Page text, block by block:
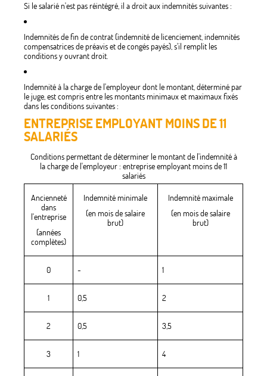
Si le salarié n'est pas réintégré, il a droit aux indemnités suivantes :
Indemnités de fin de contrat (indemnité de licenciement, indemnités
compensatrices de préavis et de congés payés), s'il remplit les
conditions y ouvrant droit.
Indemnité à la charge de l'employeur dont le montant, déterminé par
le juge, est compris entre les montants minimaux et maximaux fixés
dans les conditions suivantes :
ENTREPRISE EMPLOYANT MOINS DE 11
SALARIÉS
Conditions permettant de déterminer le montant de l'indemnité à
la charge de l'employeur : entreprise employant moins de 11
salariés
Ancienneté
dans
l'entreprise
(années
complètes)
Indemnité minimale
(en mois de salaire
brut)
Indemnité maximale
(en mois de salaire
brut)
0 - 1
1 0,5 2
2 0,5 3,5
3 1 4